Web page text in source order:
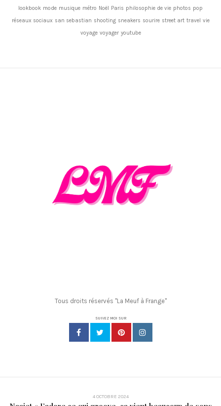
lookbook mode musique métro Noël Paris philosophie de vie photos pop
réseaux sociaux san sebastian shooting sneakers sourire street art travel vie
voyage voyager youtube
Tous droits réservés "La Meuf à Frange"
SUIVEZ MOI SUR
4 OCTOBRE 2024